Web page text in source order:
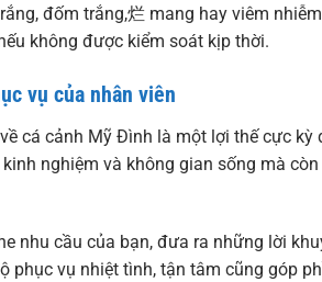
đốm trắng,烂 mang hay viêm
không được kiểm soát kịp thời.
vụ của nhân viên
cá cảnh Mỹ Đình là một lợi thế cực kỳ
nghiệm và không gian sống mà
nhu cầu của bạn, đưa ra những lời
phục vụ nhiệt tình, tận tâm cũng góp